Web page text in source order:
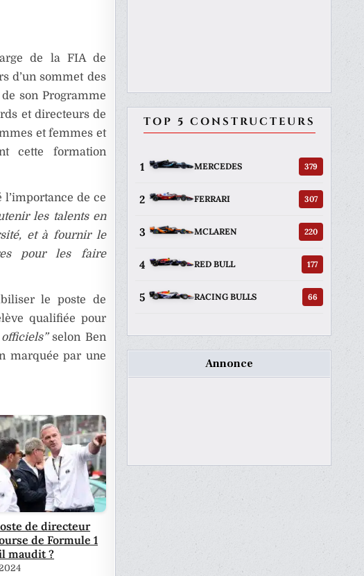
de la FIA de
d’un sommet des
son Programme
et directeurs de
et femmes et
cette formation
de ce
les talents en
et à fournir le
pour les faire
le poste de
qualifiée pour
officiels”selon Ben
marquée par une
de directeur
de Formule 1
maudit ?
TOP 5 CONSTRUCTEURS
1 MERCEDES 379
2 FERRARI 307
3 MCLAREN 220
4 RED BULL 177
5 RACING BULLS 66
Annonce